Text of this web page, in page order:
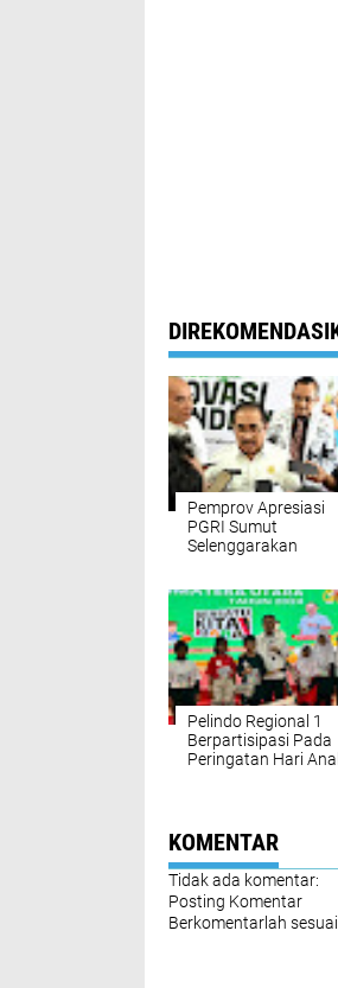
Pemprov Apresiasi
PGRI Sumut
Selenggarakan
Pelindo Regional 1
Berpartisipasi Pada
Peringatan Hari
KOMENTAR
Tidak ada komentar:
Posting Komentar
Berkomentarlah